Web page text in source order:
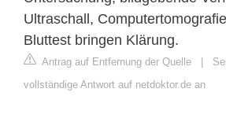
Ultraschall,
Bluttest bringen Klärung.
Antrag auf Entfernung der Quelle |
vollständige Antwort auf netdoktor.de an